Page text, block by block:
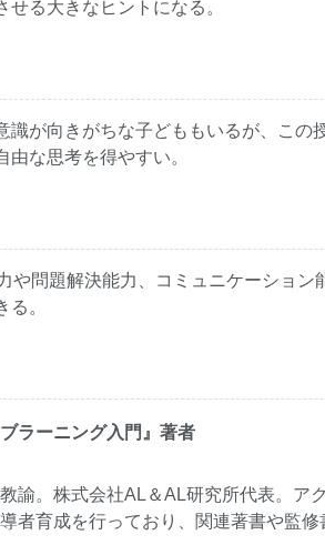
る大きなヒントになる。
が向きがちな子どももいるが、この
な思考を得やすい。
や問題解決能力、コミュニケーション
。
ラーニング入門』著者
諭。株式会社AL＆AL研究所代表。ア
者育成を行っており、関連著書や監修